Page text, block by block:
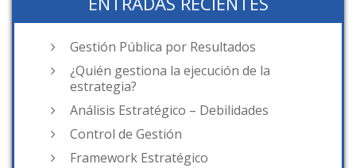
Gestión Pública por Resultados
¿Quién gestiona la ejecución de la
estrategia?
Análisis Estratégico – Debilidades
Control de Gestión
Framework Estratégico